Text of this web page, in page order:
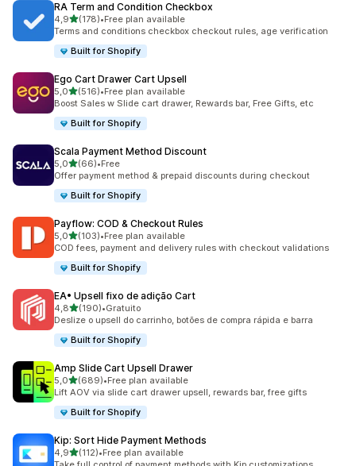
RA Term and Condition Checkbox
4,9de 5 estrelas
(178)
178 total de avaliações
•Free plan available
Terms and conditions checkbox checkout rules, age verification
Built for Shopify
Ego Cart Drawer Cart Upsell
5,0de 5 estrelas
(516)
516 total de avaliações
•Free plan available
Boost Sales w Slide cart drawer, Rewards bar, Free Gifts, etc
Built for Shopify
Scala Payment Method Discount
5,0de 5 estrelas
(66)
66 total de avaliações
•Free
Offer payment method & prepaid discounts during checkout
Built for Shopify
Payflow: COD & Checkout Rules
5,0de 5 estrelas
(103)
103 total de avaliações
•Free plan available
COD fees, payment and delivery rules with checkout validations
Built for Shopify
EA• Upsell fixo de adição Cart
4,8de 5 estrelas
(190)
190 total de avaliações
•Gratuito
Deslize o upsell do carrinho, botões de compra rápida e barra
Built for Shopify
Amp Slide Cart Upsell Drawer
5,0de 5 estrelas
(689)
689 total de avaliações
•Free plan available
Lift AOV via slide cart drawer upsell, rewards bar, free gifts
Built for Shopify
Kip: Sort Hide Payment Methods
4,9de 5 estrelas
(112)
112 total de avaliações
•Free plan available